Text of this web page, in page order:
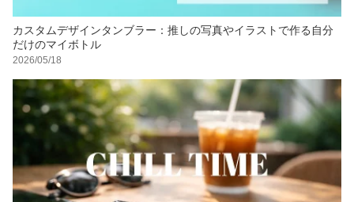
カスタムデザインタンブラー：推しの写真やイラストで作る自分
だけのマイボトル
2026/05/18